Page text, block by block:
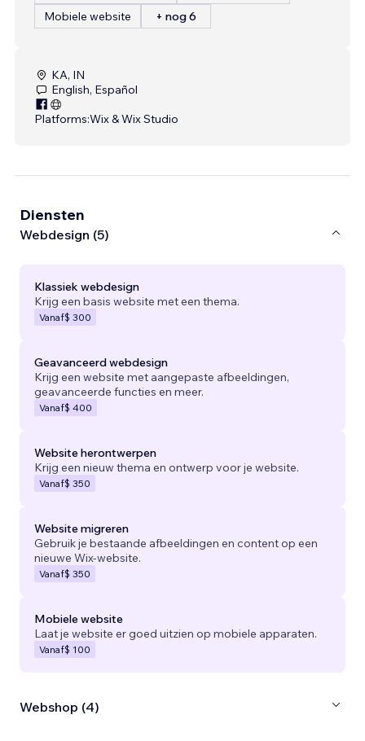
Mobiele website
+ nog 6
KA, IN
English, Español
Platforms:Wix & Wix Studio
Diensten
Webdesign (5)
Klassiek webdesign
Krijg een basis website met een thema.
Vanaf$ 300
Geavanceerd webdesign
Krijg een website met aangepaste afbeeldingen,
geavanceerde functies en meer.
Vanaf$ 400
Website herontwerpen
Krijg een nieuw thema en ontwerp voor je website.
Vanaf$ 350
Website migreren
Gebruik je bestaande afbeeldingen en content op een
nieuwe Wix-website.
Vanaf$ 350
Mobiele website
Laat je website er goed uitzien op mobiele apparaten.
Vanaf$ 100
Webshop (4)